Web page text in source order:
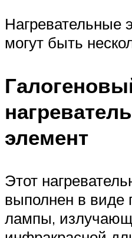
Нагревательные
могут быть
элемент
Этот
выполнен в виде
лампы,